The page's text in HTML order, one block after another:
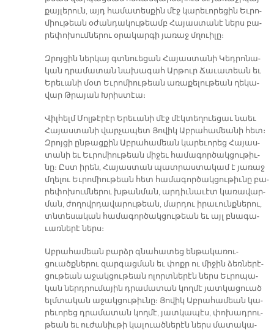
քայ­լե­րուն, այդ հա­մա­տես­քին մէջ կա­րե­ւո­րե­ցին Եւ­րո­
միու­թեան օ­ժան­դա­կու­թեամբ Հա­յաս­տա­նէ ներս բա­
րե­փո­խում­նե­րու օ­րա­կար­գի յա­ռաջ մղուի­լը։
Զրոյ­ցին ներ­կայ գտնուե­ցան Հա­յաս­տա­նի Կեդ­րո­նա­
կան դրա­մա­տան նա­խա­գահ Ար­թուր Ճա­ւա­տեան եւ
Ե­րե­ւա­նի մօտ Եւ­րո­միու­թեան ա­ռա­քե­լու­թեան ղե­կա­
վար Թրա­յան Խրիս­տէա։
Վիլ­հելմ Մոլ­թէ­րէր Ե­րե­ւա­նի մէջ մէկ­տե­ղուե­ցաւ նաեւ
Հա­յաս­տա­նի վար­չա­պետ Յո­վիկ Աբ­րա­հա­մեա­նի հետ։
Զրոյ­ցի ըն­թաց­քին Աբ­րա­հա­մեան կա­րե­ւո­րեց Հա­յաս­
տա­նի եւ Եւ­րո­միու­թեան մի­ջեւ հա­մա­գոր­ծակ­ցու­թիւ­
նը։ Ըստ ի­րեն, Հա­յաս­տան պատ­րաս­տա­կամ է յա­ռաջ
մղե­լու Եւ­րո­միու­թեան հետ հա­մա­գոր­ծակ­ցու­թիւ­նը բա­
րե­փո­խում­նե­րու խթան­ման, ար­դիւ­նա­ւէտ կա­ռա­վար­
ման, ժո­ղովր­դա­վա­րու­թեան, մար­դու ի­րա­ւունք­նե­րու,
տնտե­սա­կան հա­մա­գոր­ծակ­ցու­թեան եւ այլ բնա­գա­
ւառ­նե­րէ ներս։
Աբ­րա­հա­մեան բարձր գնա­հա­տեց են­թա­կա­ռու­
ցուածք­նե­րու զար­գաց­ման եւ փոքր ու մի­ջին ձեռ­նե­րէ­
ցու­թեան ա­ջակ­ցու­թեան ո­լորտ­նե­րէն ներս Եւ­րո­պա­
կան ներդ­րու­մա­յին դրա­մա­տան կող­մէ յատ­կա­ցուած
ելմ­տա­կան ա­ջակ­ցու­թիւ­նը։ Յո­վիկ Աբ­րա­հա­մեան կա­
րե­ւո­րեց դրա­մա­տան կող­մէ, յատ­կա­պէս, փո­խադ­րու­
թեան եւ ու­ժա­նիւ­թի կա­լուած­նե­րէն ներս մա­տա­կա­